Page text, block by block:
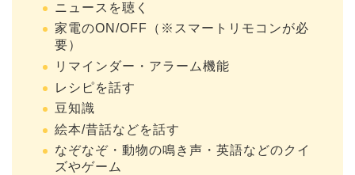
ニュースを聴く
家電のON/OFF（※スマートリモコンが必
要）
リマインダー・アラーム機能
レシピを話す
豆知識
絵本/昔話などを話す
なぞなぞ・動物の鳴き声・英語などのクイ
ズやゲーム